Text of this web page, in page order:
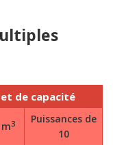
de capacité
3
Puissances de
10